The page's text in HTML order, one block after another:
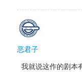
恶君子
我就说这作的剧本